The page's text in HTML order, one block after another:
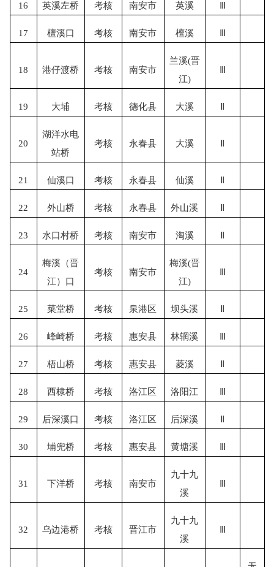
16 英溪左桥 考核 南安市 英溪 Ⅲ
17 檀溪口 考核 南安市 檀溪 Ⅲ
18 港仔渡桥 考核 南安市
兰溪(晋
江)
Ⅲ
19 大埔 考核 德化县 大溪 Ⅱ
20
湖洋水电
站桥
考核 永春县 大溪 Ⅱ
21 仙溪口 考核 永春县 仙溪 Ⅱ
22 外山桥 考核 永春县 外山溪 Ⅱ
23 水口村桥 考核 南安市 淘溪 Ⅱ
24
梅溪（晋
江）口
考核 南安市
梅溪(晋
江)
Ⅲ
25 菜堂桥 考核 泉港区 坝头溪 Ⅱ
26 峰崎桥 考核 惠安县 林辋溪 Ⅲ
27 梧山桥 考核 惠安县 菱溪 Ⅱ
28 西棣桥 考核 洛江区 洛阳江 Ⅲ
29 后深溪口 考核 洛江区 后深溪 Ⅱ
30 埔兜桥 考核 惠安县 黄塘溪 Ⅲ
31 下洋桥 考核 南安市
九十九
溪
Ⅲ
32 乌边港桥 考核 晋江市
九十九
溪
Ⅲ